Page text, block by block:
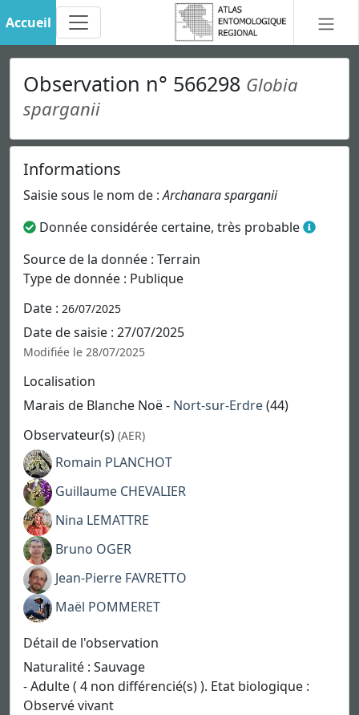
Accueil
Observation n° 566298 Globia
sparganii
Informations
Saisie sous le nom de :Archanara sparganii
Donnée considérée certaine, très probable
Source de la donnée : Terrain
Type de donnée : Publique
Date : 26/07/2025
Date de saisie : 27/07/2025
Modifiée le 28/07/2025
Localisation
Marais de Blanche Noë - Nort-sur-Erdre(44)
Observateur(s) (AER)
Romain PLANCHOT
Guillaume CHEVALIER
Nina LEMATTRE
Bruno OGER
Jean-Pierre FAVRETTO
Maël POMMERET
Détail de l'observation
Naturalité : Sauvage
- Adulte ( 4 non différencié(s) ). Etat biologique :
Observé vivant